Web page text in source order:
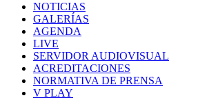
NOTICIAS
GALERÍAS
AGENDA
LIVE
SERVIDOR AUDIOVISUAL
ACREDITACIONES
NORMATIVA DE PRENSA
V PLAY